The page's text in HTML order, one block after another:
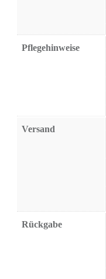
Pflegehinweise
Versand
Rückgabe